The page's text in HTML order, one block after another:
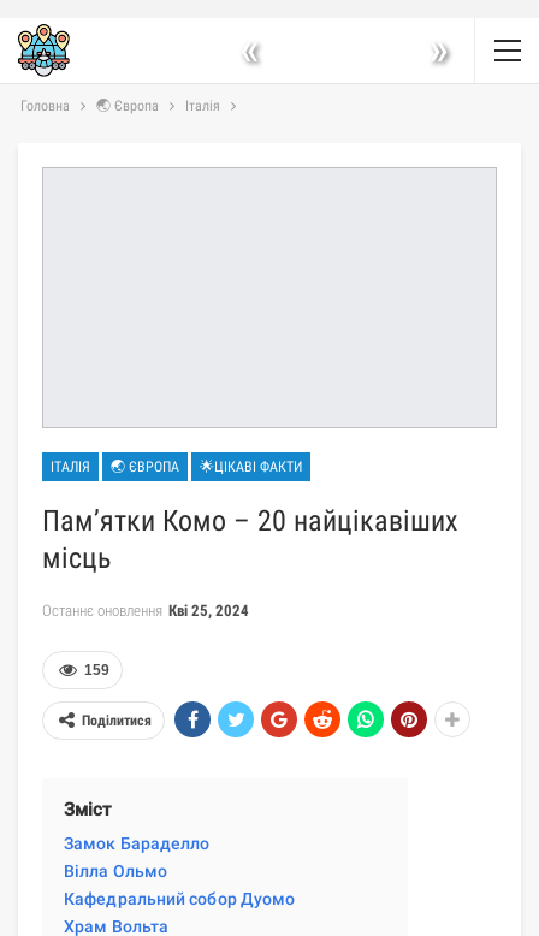
« »
Головна 🌏 Європа Італія
ІТАЛІЯ 🌏 ЄВРОПА 🌟ЦІКАВІ ФАКТИ
Пам’ятки Комо – 20 найцікавіших
місць
Останнє оновлення Кві 25, 2024
159
Поділитися
Зміст
Замок Бараделло
Вілла Ольмо
Кафедральний собор Дуомо
Храм Вольта